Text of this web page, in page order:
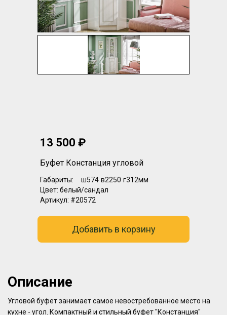
13 500 ₽
Буфет Констанция угловой
Габариты: ш574 в2250 г312мм
Цвет: белый/сандал
Артикул: #20572
Добавить в корзину
Описание
Угловой буфет занимает самое невостребованное место на
кухне - угол. Компактный и стильный буфет "Констанция"